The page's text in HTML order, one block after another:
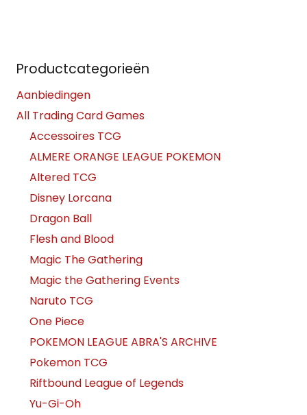
Productcategorieën
Aanbiedingen
All Trading Card Games
Accessoires TCG
ALMERE ORANGE LEAGUE POKEMON
Altered TCG
Disney Lorcana
Dragon Ball
Flesh and Blood
Magic The Gathering
Magic the Gathering Events
Naruto TCG
One Piece
POKEMON LEAGUE ABRA'S ARCHIVE
Pokemon TCG
Riftbound League of Legends
Yu-Gi-Oh